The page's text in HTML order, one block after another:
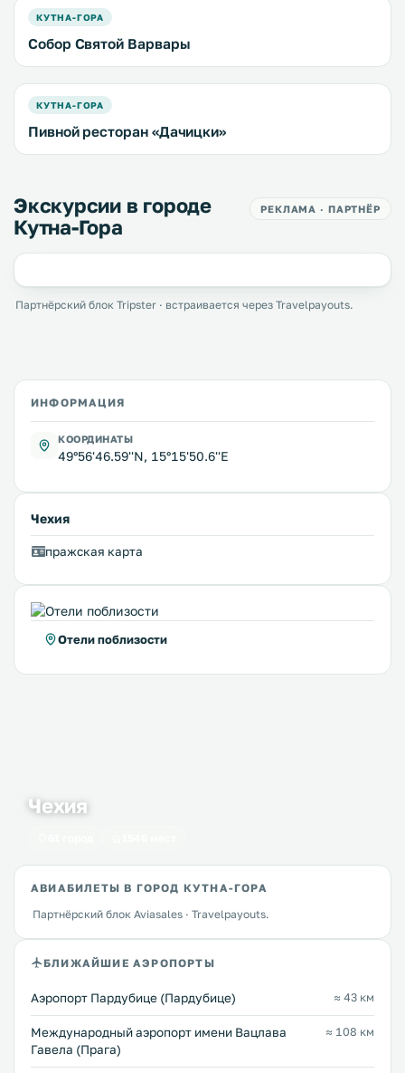
КУТНА-ГОРА
Собор Святой Варвары
КУТНА-ГОРА
Пивной ресторан «Дачицки»
Экскурсии в городе
Кутна-Гора
РЕКЛАМА · ПАРТНЁР
Партнёрский блок Tripster · встраивается через Travelpayouts.
ИНФОРМАЦИЯ
КООРДИНАТЫ
49°56'46.59''N, 15°15'50.6''E
Чехия
пражская карта
Отели поблизости
Чехия
АВИАБИЛЕТЫ В ГОРОД КУТНА-ГОРА
Партнёрский блок Aviasales · Travelpayouts.
БЛИЖАЙШИЕ АЭРОПОРТЫ
Аэропорт Пардубице (Пардубице) ≈ 43 км
Международный аэропорт имени Вацлава
Гавела (Прага)
≈ 108 км